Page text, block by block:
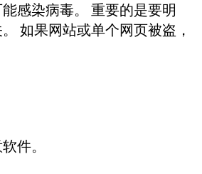
感染病毒。 重要的是要明
如果网站或单个网页被盗，
件。